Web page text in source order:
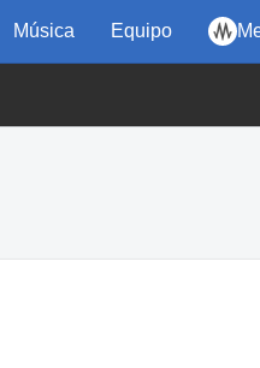
Música Equipo